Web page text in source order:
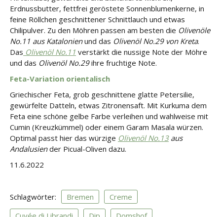
Erdnussbutter, fettfrei geröstete Sonnenblumenkerne, in
feine Röllchen geschnittener Schnittlauch und etwas
Chilipulver. Zu den Möhren passen am besten die Olivenöle
No.11 aus Katalonienund das Olivenöl No.29 von Kreta.
Das Olivenöl No.11 verstärkt die nussige Note der Möhre
und das Olivenöl No.29ihre fruchtige Note.
Feta-Variation orientalisch
Griechischer Feta, grob geschnittene glatte Petersilie,
gewürfelte Datteln, etwas Zitronensaft. Mit Kurkuma dem
Feta eine schöne gelbe Farbe verleihen und wahlweise mit
Cumin (Kreuzkümmel) oder einem Garam Masala würzen.
Optimal passt hier das würzige Olivenöl No.13aus
Andalusiender Picual-Oliven dazu.
11.6.2022
Schlagwörter: Bremen
Creme